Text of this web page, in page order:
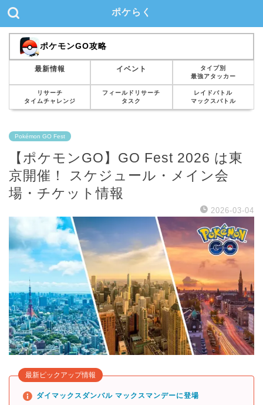
ポケらく
ポケモンGO攻略
最新情報 イベント
タイプ別
最強アタッカー
リサーチ
タイムチャレンジ
フィールドリサーチ
タスク
レイドバトル
マックスバトル
Pokémon GO Fest
【ポケモンGO】GO Fest 2026 は東
京開催！ スケジュール・メイン会
場・チケット情報
2026-03-04
最新ピックアップ情報
ダイマックスダンバル マックスマンデーに登場